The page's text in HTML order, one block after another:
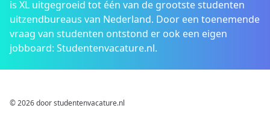
is XL uitgegroeid tot één van de grootste studenten
uitzendbureaus van Nederland. Door een toenemende
vraag van studenten ontstond er ook een eigen
jobboard: Studentenvacature.nl.
© 2026 door studentenvacature.nl